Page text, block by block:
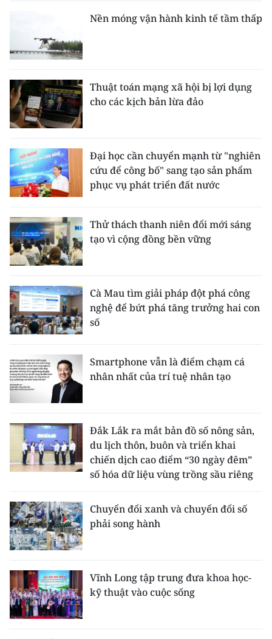
Nền móng vận hành kinh tế tầm thấp
Thuật toán mạng xã hội bị lợi dụng
cho các kịch bản lừa đảo
Đại học cần chuyển mạnh từ "nghiên
cứu để công bố" sang tạo sản phẩm
phục vụ phát triển đất nước
Thử thách thanh niên đổi mới sáng
tạo vì cộng đồng bền vững
Cà Mau tìm giải pháp đột phá công
nghệ để bứt phá tăng trưởng hai con
số
Smartphone vẫn là điểm chạm cá
nhân nhất của trí tuệ nhân tạo
Đắk Lắk ra mắt bản đồ số nông sản,
du lịch thôn, buôn và triển khai
chiến dịch cao điểm “30 ngày đêm”
số hóa dữ liệu vùng trồng sầu riêng
Chuyển đổi xanh và chuyển đổi số
phải song hành
Vĩnh Long tập trung đưa khoa học-
kỹ thuật vào cuộc sống